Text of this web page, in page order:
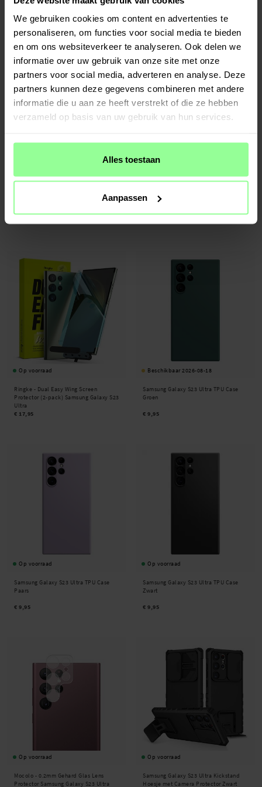
We gebruiken cookies om content en advertenties te
personaliseren, om functies voor social media te bieden
en om ons websiteverkeer te analyseren. Ook delen we
informatie over uw gebruik van onze site met onze
partners voor social media, adverteren en analyse. Deze
partners kunnen deze gegevens combineren met andere
informatie die u aan ze heeft verstrekt of die ze hebben
verzameld op basis van uw gebruik van hun services.
Alles toestaan
Aanpassen
Ringke -Camera Lens Frame Glass
Samsung Galaxy S23 Ultra Privacy
Op voorraad
Samsung Galaxy S23 Ultra Full-cover
Op voorraad
Premium Full Protection Case Samsung
Galaxy S23 Ultra Zwart
Op voorraad
Ringke - Dual Easy Wing Screen
Protector (2-pack) Samsung Galaxy S23
Ultra
€ 17,95
Beschikbaar 2026-08-18
Samsung Galaxy S23 Ultra TPU Case
Groen
€ 9,95
Op voorraad
Samsung Galaxy S23 Ultra TPU Case
Paars
€ 9,95
Op voorraad
Samsung Galaxy S23 Ultra TPU Case
Zwart
€ 9,95
Op voorraad
Mocolo - 0.2mm Gehard Glas Lens
Protector Samsung Galaxy S23 Ultra
Op voorraad
Samsung Galaxy S23 Ultra Kickstand
Hoesje met Camera Protector Zwart